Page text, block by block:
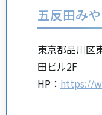
五反田み
東京都品川区
田ビル2F
HP： https://